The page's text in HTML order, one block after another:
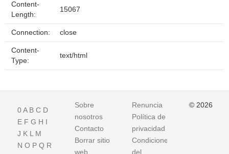
Content-
Length:
15067
Connection: close
Content-
Type:
text/html
0A B C D
E F G H I
J K L M
N O P Q R
Sobre
nosotros
Contacto
Borrar sitio
web
Renuncia
Política de
privacidad
Condiciones
del
© 2026